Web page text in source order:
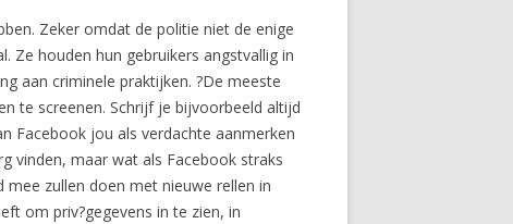
Zeker omdat de politie niet de enige
Ze houden hun gebruikers angstvallig in
aan criminele praktijken. ?De meeste
te screenen. Schrijf je bijvoorbeeld altijd
Facebook jou als verdachte aanmerken
vinden, maar wat als Facebook straks
zullen doen met nieuwe rellen in
om priv?gegevens in te zien, in